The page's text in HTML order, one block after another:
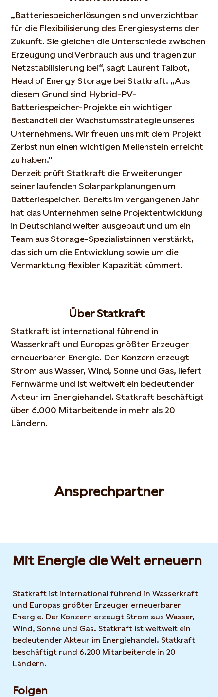
„Batteriespeicherlösungen sind unverzichtbar
für die Flexibilisierung des Energiesystems der
Zukunft. Sie gleichen die Unterschiede zwischen
Erzeugung und Verbrauch aus und tragen zur
Netzstabilisierung bei“, sagt Laurent Talbot,
Head of Energy Storage bei Statkraft. „Aus
diesem Grund sind Hybrid-PV-
Batteriespeicher-Projekte ein wichtiger
Bestandteil der Wachstumsstrategie unseres
Unternehmens. Wir freuen uns mit dem Projekt
Zerbst nun einen wichtigen Meilenstein erreicht
zu haben.“
Derzeit prüft Statkraft die Erweiterungen
seiner laufenden Solarparkplanungen um
Batteriespeicher. Bereits im vergangenen Jahr
hat das Unternehmen seine Projektentwicklung
in Deutschland weiter ausgebaut und um ein
Team aus Storage-Spezialist:innen verstärkt,
das sich um die Entwicklung sowie um die
Vermarktung flexibler Kapazität kümmert.
Über Statkraft
Statkraft ist international führend in
Wasserkraft und Europas größter Erzeuger
erneuerbarer Energie. Der Konzern erzeugt
Strom aus Wasser, Wind, Sonne und Gas, liefert
Fernwärme und ist weltweit ein bedeutender
Akteur im Energiehandel. Statkraft beschäftigt
über 6.000 Mitarbeitende in mehr als 20
Ländern.
Ansprechpartner
Mit Energie die Welt erneuern
Statkraft ist international führend in Wasserkraft
und Europas größter Erzeuger erneuerbarer
Energie. Der Konzern erzeugt Strom aus Wasser,
Wind, Sonne und Gas. Statkraft ist weltweit ein
bedeutender Akteur im Energiehandel. Statkraft
beschäftigt rund 6.200 Mitarbeitende in 20
Ländern.
Folgen